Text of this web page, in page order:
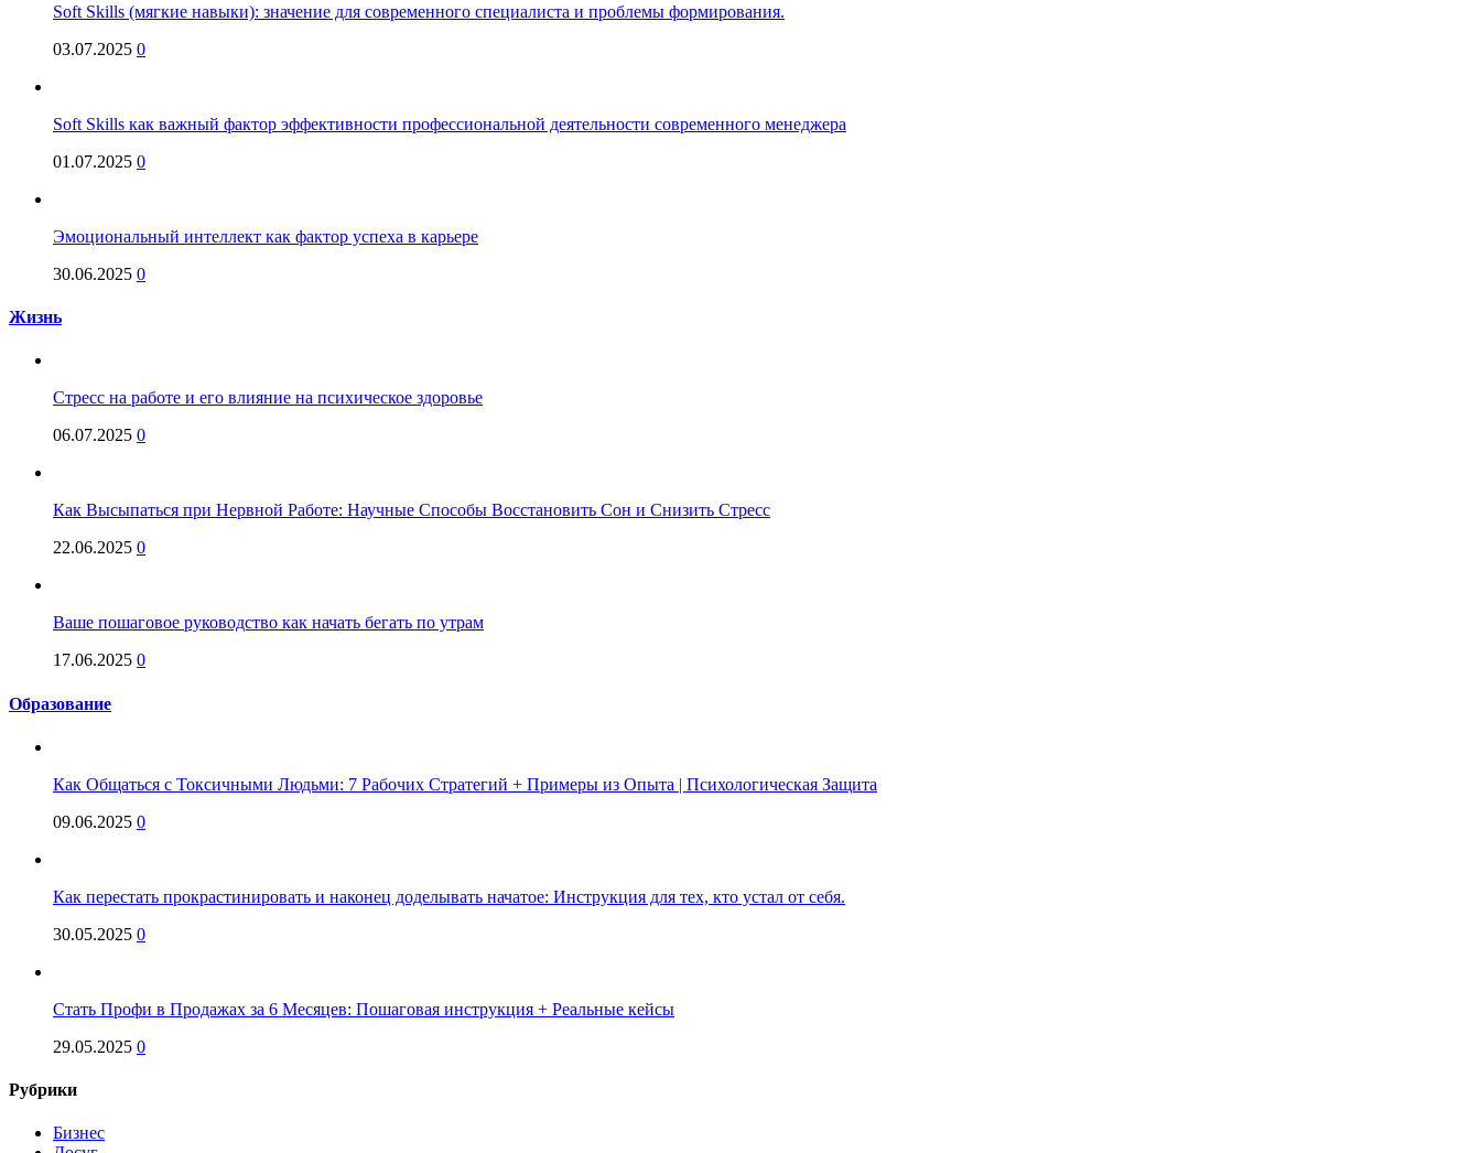
Soft Skills (мягкие навыки): значение для современного специалиста и проблемы формирования.
03.07.2025 0
Soft Skills как важный фактор эффективности профессиональной деятельности современного менеджера
01.07.2025 0
Эмоциональный интеллект как фактор успеха в карьере
30.06.2025 0
Жизнь
Стресс на работе и его влияние на психическое здоровье
06.07.2025 0
Как Высыпаться при Нервной Работе: Научные Способы Восстановить Сон и Снизить Стресс
22.06.2025 0
Ваше пошаговое руководство как начать бегать по утрам
17.06.2025 0
Образование
Как Общаться с Токсичными Людьми: 7 Рабочих Стратегий + Примеры из Опыта | Психологическая Защита
09.06.2025 0
Как перестать прокрастинировать и наконец доделывать начатое: Инструкция для тех, кто устал от себя.
30.05.2025 0
Стать Профи в Продажах за 6 Месяцев: Пошаговая инструкция + Реальные кейсы
29.05.2025 0
Рубрики
Бизнес